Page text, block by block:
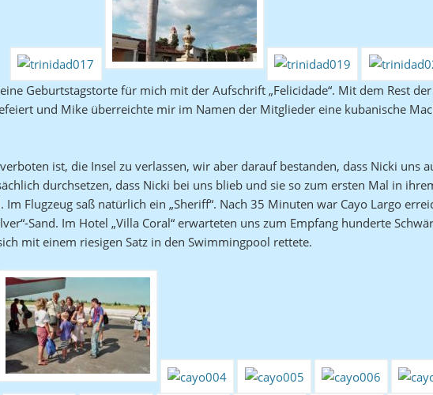
Geburtstagstorte für mich mit der Aufschrift „Felicidade“. Mit dem Rest
und Mike überreichte mir im Namen der Mitglieder eine kubanische
ist, die Insel zu verlassen, wir aber darauf bestanden, dass Nicki uns
durchsetzen, dass Nicki bei uns blieb und sie so zum ersten Mal in
Flugzeug saß natürlich ein „Sheriff“. Nach 35 Minuten war Cayo Largo
Sand. Im Hotel „Villa Coral“ erwarteten uns zum Empfang hunderte
mit einem riesigen Satz in den Swimmingpool rettete.